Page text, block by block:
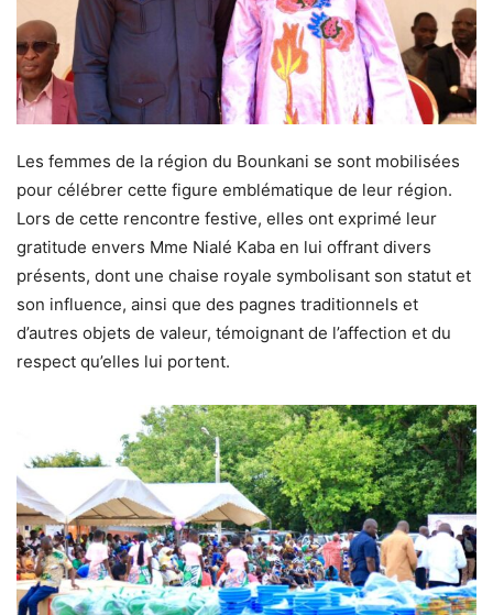
Les femmes de la région du Bounkani se sont mobilisées
pour célébrer cette figure emblématique de leur région.
Lors de cette rencontre festive, elles ont exprimé leur
gratitude envers Mme Nialé Kaba en lui offrant divers
présents, dont une chaise royale symbolisant son statut et
son influence, ainsi que des pagnes traditionnels et
d’autres objets de valeur, témoignant de l’affection et du
respect qu’elles lui portent.